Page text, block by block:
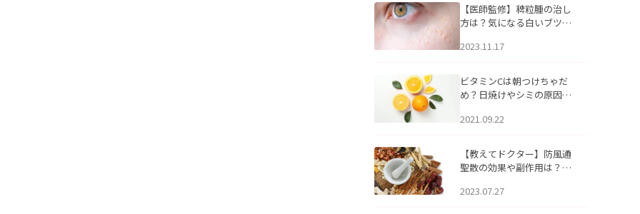
【医師監修】稗粒腫の治し
方は？気になる白いブツブ
アについて
2023.11.17
ビタミンCは朝つけちゃだ
め？日焼けやシミの原因に
2021.09.22
【教えてドクター】防風通
聖散の効果や副作用は？長
2023.07.27